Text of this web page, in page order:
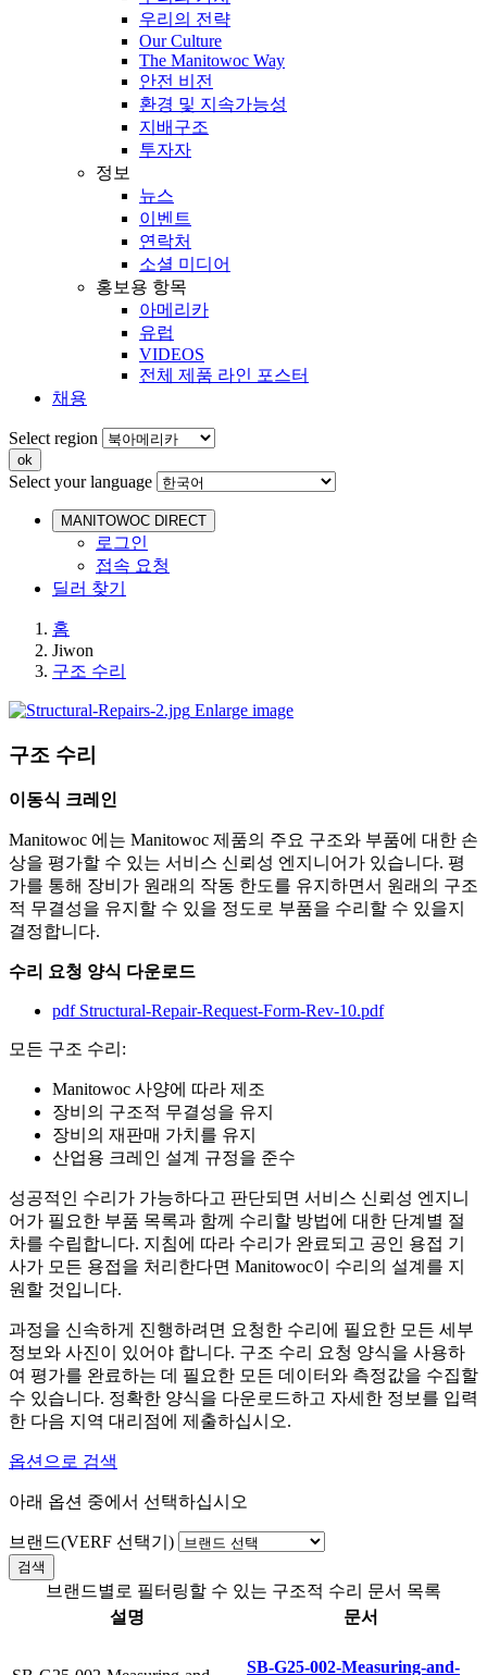
우리의 전략
Our Culture
The Manitowoc Way
안전 비전
환경 및 지속가능성
지배구조
투자자
정보
뉴스
이벤트
연락처
소셜 미디어
홍보용 항목
아메리카
유럽
VIDEOS
전체 제품 라인 포스터
채용
Select region
Select your language
MANITOWOC DIRECT
로그인
접속 요청
딜러 찾기
홈
Jiwon
구조 수리
Enlarge image
구조 수리
이동식 크레인
Manitowoc 에는 Manitowoc 제품의 주요 구조와 부품에 대한 손
상을 평가할 수 있는 서비스 신뢰성 엔지니어가 있습니다. 평
가를 통해 장비가 원래의 작동 한도를 유지하면서 원래의 구조
적 무결성을 유지할 수 있을 정도로 부품을 수리할 수 있을지
결정합니다.
수리 요청 양식 다운로드
pdf Structural-Repair-Request-Form-Rev-10.pdf
모든 구조 수리:
Manitowoc 사양에 따라 제조
장비의 구조적 무결성을 유지
장비의 재판매 가치를 유지
산업용 크레인 설계 규정을 준수
성공적인 수리가 가능하다고 판단되면 서비스 신뢰성 엔지니
어가 필요한 부품 목록과 함께 수리할 방법에 대한 단계별 절
차를 수립합니다. 지침에 따라 수리가 완료되고 공인 용접 기
사가 모든 용접을 처리한다면 Manitowoc이 수리의 설계를 지
원할 것입니다.
과정을 신속하게 진행하려면 요청한 수리에 필요한 모든 세부
정보와 사진이 있어야 합니다. 구조 수리 요청 양식을 사용하
여 평가를 완료하는 데 필요한 모든 데이터와 측정값을 수집할
수 있습니다. 정확한 양식을 다운로드하고 자세한 정보를 입력
한 다음 지역 대리점에 제출하십시오.
옵션으로 검색
아래 옵션 중에서 선택하십시오
브랜드(VERF 선택기)
브랜드별로 필터링할 수 있는 구조적 수리 문서 목록
설명
문서
SB-G25-002-Measuring-and-